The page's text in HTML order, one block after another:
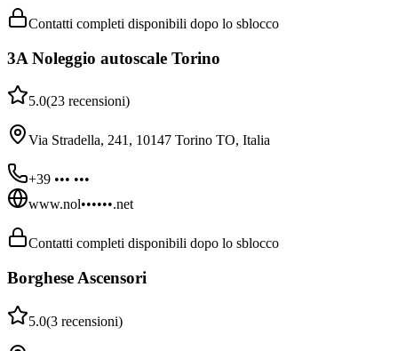
Contatti completi disponibili dopo lo sblocco
3A Noleggio autoscale Torino
5.0(23 recensioni)
Via Stradella, 241, 10147 Torino TO, Italia
+39 ••• •••
www.nol••••••.net
Contatti completi disponibili dopo lo sblocco
Borghese Ascensori
5.0(3 recensioni)